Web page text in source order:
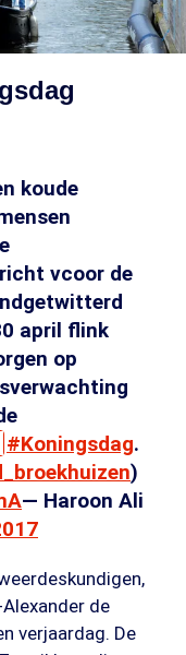
koude
vcoor de
april flink
op
#Koningsdag.
)
— Haroon Ali
de
verjaardag. De